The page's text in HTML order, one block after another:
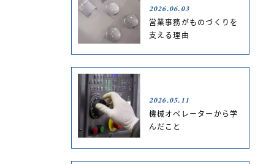
2026.06.03
営業事務がものづくりを
支える理由
2026.05.11
機械オペレーターから学
んだこと